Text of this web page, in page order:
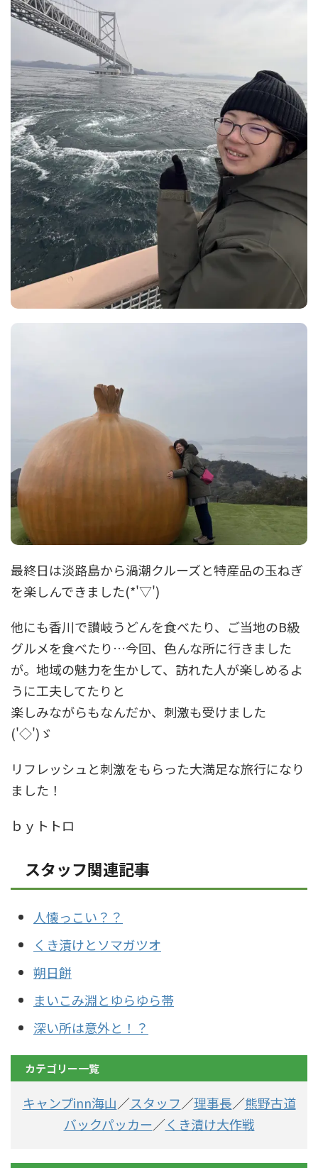
最終日は淡路島から渦潮クルーズと特産品の玉ねぎ
を楽しんできました(*'▽')
他にも香川で讃岐うどんを食べたり、ご当地のB級
グルメを食べたり…今回、色んな所に行きました
が。地域の魅力を生かして、訪れた人が楽しめるよ
うに工夫してたりと
楽しみながらもなんだか、刺激も受けました
('◇')ゞ
リフレッシュと刺激をもらった大満足な旅行になり
ました！
ｂｙトトロ
スタッフ関連記事
人懐っこい？？
くき漬けとソマガツオ
朔日餅
まいこみ淵とゆらゆら帯
深い所は意外と！？
カテゴリー一覧
キャンプinn海山／スタッフ／理事長／熊野古道
バックパッカー／くき漬け大作戦